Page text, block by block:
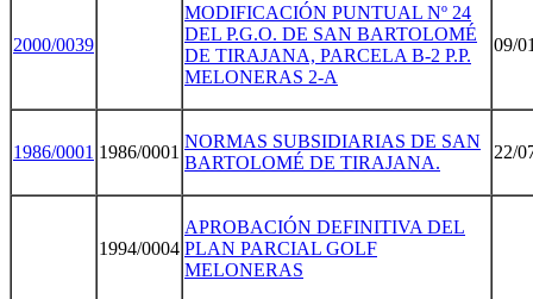
2000/0039
MODIFICACIÓN PUNTUAL Nº 24
DEL P.G.O. DE SAN BARTOLOMÉ
DE TIRAJANA, PARCELA B-2 P.P.
MELONERAS 2-A
09/
1986/0001 1986/0001
NORMAS SUBSIDIARIAS DE SAN
BARTOLOMÉ DE TIRAJANA.
22/
1994/0004
APROBACIÓN DEFINITIVA DEL
PLAN PARCIAL GOLF
MELONERAS